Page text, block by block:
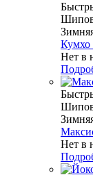
Кумхо
Нет в
Нет в